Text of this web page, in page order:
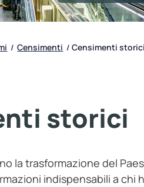
/ Censimenti / Censimenti storici
storici
la trasformazione del
indispensabili a